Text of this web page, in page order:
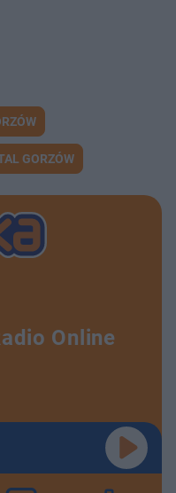
GORZÓW
Online